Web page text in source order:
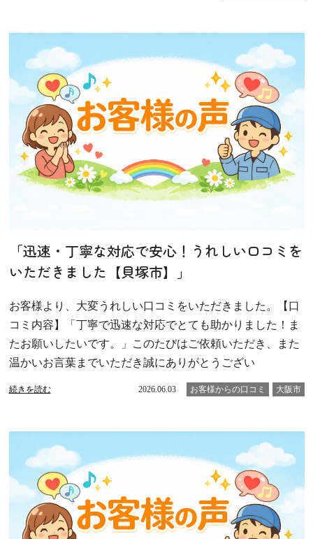
「迅速・丁寧な対応で安心！うれしい口コミを
いただきました【貝塚市】」
お客様より、大変うれしい口コミをいただきました。【口
コミ内容】「丁寧で迅速な対応でとても助かりました！ま
たお願いしたいです。」このたびはご依頼いただき、また
温かいお言葉までいただき誠にありがとうござい
続きを読む 2026.06.03 お客様からの口コミ 大阪市